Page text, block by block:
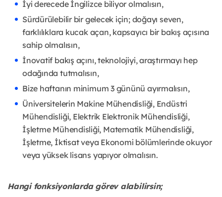
İyi derecede İngilizce biliyor olmalısın,
Sürdürülebilir bir gelecek için; doğayı seven,
farklılıklara kucak açan, kapsayıcı bir bakış açısına
sahip olmalısın,
İnovatif bakış açını, teknolojiyi, araştırmayı hep
odağında tutmalısın,
Bize haftanın minimum 3 gününü ayırmalısın,
Üniversitelerin Makine Mühendisliği, Endüstri
Mühendisliği, Elektrik Elektronik Mühendisliği,
İşletme Mühendisliği, Matematik Mühendisliği,
İşletme, İktisat veya Ekonomi bölümlerinde okuyor
veya yüksek lisans yapıyor olmalısın.
Hangi fonksiyonlarda görev alabilirsin;